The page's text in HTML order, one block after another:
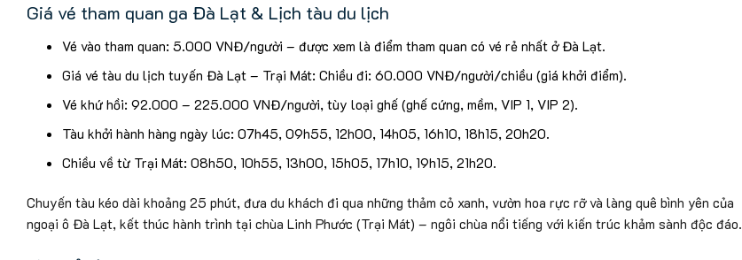
Giá vé tham quan ga Đà Lạt & Lịch tàu du lịch
Vé vào tham quan: 5.000 VNĐ/người – được xem là điểm tham quan có vé rẻ nhất ở Đà Lạt.
Giá vé tàu du lịch tuyến Đà Lạt – Trại Mát: Chiều đi: 60.000 VNĐ/người/chiều (giá khởi điểm).
Vé khứ hồi: 92.000 – 225.000 VNĐ/người, tùy loại ghế (ghế cứng, mềm, VIP 1, VIP 2).
Tàu khởi hành hàng ngày lúc: 07h45, 09h55, 12h00, 14h05, 16h10, 18h15, 20h20.
Chiều về từ Trại Mát: 08h50, 10h55, 13h00, 15h05, 17h10, 19h15, 21h20.
Chuyến tàu kéo dài khoảng 25 phút, đưa du khách đi qua những thảm cỏ xanh, vườn hoa rực rỡ và làng quê bình yên của
ngoại ô Đà Lạt, kết thúc hành trình tại chùa Linh Phước (Trại Mát) – ngôi chùa nổi tiếng với kiến trúc khảm sành độc đáo.